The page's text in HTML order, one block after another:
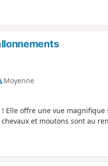
Moyenne
Elle offre une vue
et moutons sont au